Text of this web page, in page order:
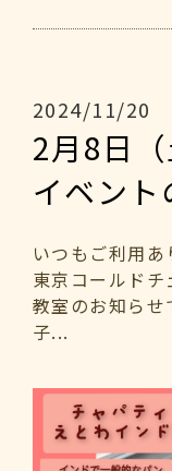
2024/11/20
2月8日
イベント
いつもご利用
東京コールド
教室のお知ら
子...